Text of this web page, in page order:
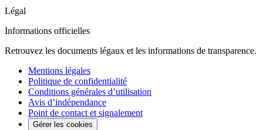
Légal
Informations officielles
Retrouvez les documents légaux et les informations de transparence.
Mentions légales
Politique de confidentialité
Conditions générales d’utilisation
Avis d’indépendance
Point de contact et signalement
Gérer les cookies